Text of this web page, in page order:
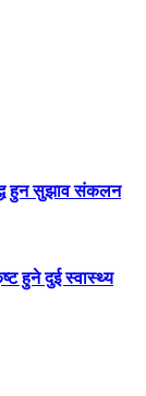
हुन सुझाव संकलन
हुने दुई स्वास्थ्य